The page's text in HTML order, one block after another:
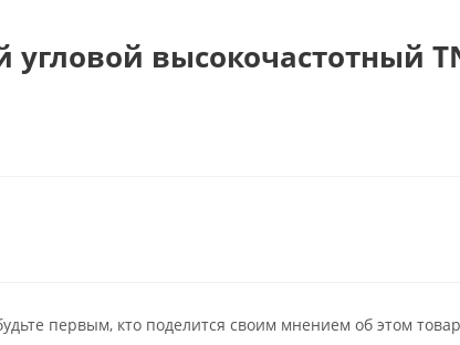
высокочастотный
первым, кто поделится своим мнением об этом